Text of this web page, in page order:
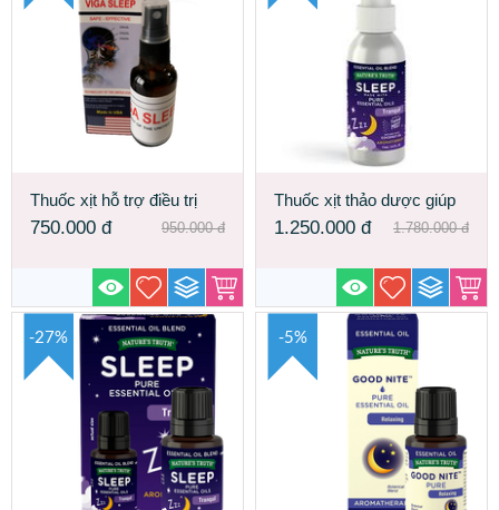
Thuốc xịt hỗ trợ điều trị
mất ngủ Viga Sleep 30ml
750.000 đ 950.000 đ
Thuốc xịt thảo dược giúp
ngủ sâu Sleep Essential
Oil Mist Made in USA
1.250.000 đ 1.780.000 đ
-27% -5%